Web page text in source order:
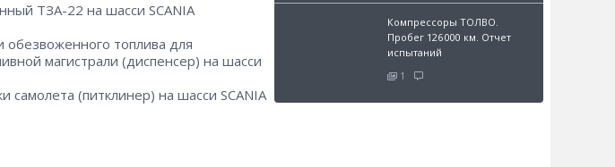
ТЗА-22 на шасси SCANIA
топлива для
магистрали (диспенсер) на шасси
самолета (питклинер) на шасси SCANIA
Компрессоры ТОЛВО.
Пробег 126 000 км. Отчет
испытаний
1